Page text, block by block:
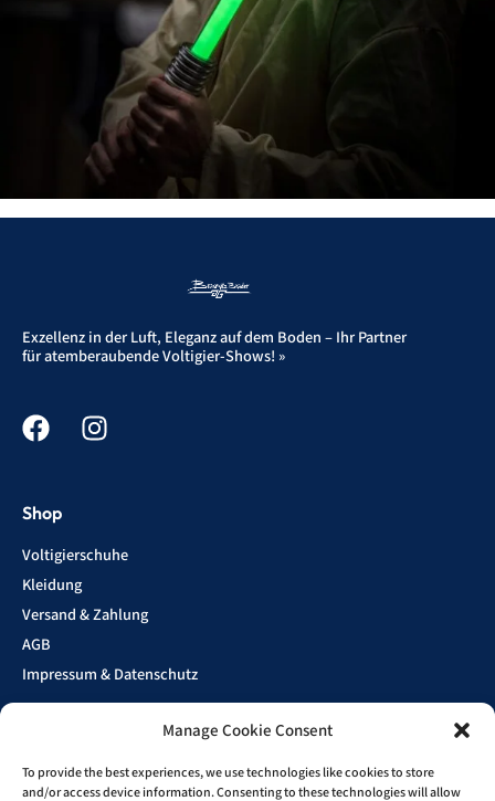
Manage Cookie Consent
To provide the best experiences, we use technologies like cookies to store
and/or access device information. Consenting to these technologies will allow
Exzellenz in der Luft, Eleganz auf dem Boden – Ihr Partner
für atemberaubende Voltigier-Shows! »
Shop
Voltigierschuhe
Kleidung
Versand & Zahlung
AGB
Impressum & Datenschutz
Sponsoren